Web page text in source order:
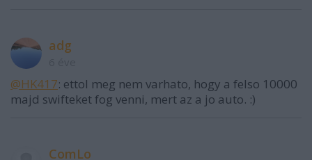
adg
@HK417: ettol meg nem varhato, hogy a felso 10000
majd swifteket fog venni, mert az a jo auto. :)
ComLo